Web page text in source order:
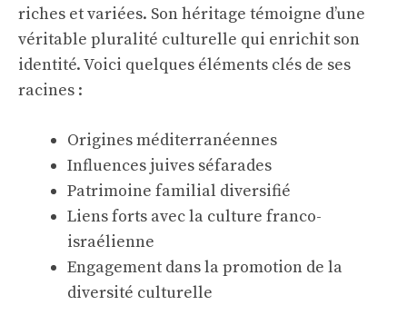
riches et variées. Son héritage témoigne d’une
véritable pluralité culturelle qui enrichit son
identité. Voici quelques éléments clés de ses
racines :
Origines méditerranéennes
Influences juives séfarades
Patrimoine familial diversifié
Liens forts avec la culture franco-
israélienne
Engagement dans la promotion de la
diversité culturelle